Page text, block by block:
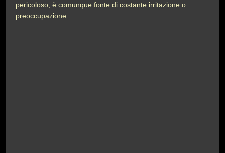
pericoloso, è comunque fonte di costante irritazione o
preoccupazione.